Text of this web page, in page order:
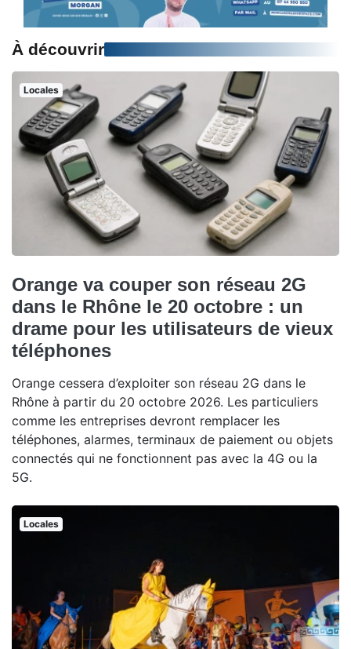
À découvrir
Locales
Orange va couper son réseau 2G
dans le Rhône le 20 octobre : un
drame pour les utilisateurs de vieux
téléphones
Orange cessera d’exploiter son réseau 2G dans le
Rhône à partir du 20 octobre 2026. Les particuliers
comme les entreprises devront remplacer les
téléphones, alarmes, terminaux de paiement ou objets
connectés qui ne fonctionnent pas avec la 4G ou la
5G.
Locales